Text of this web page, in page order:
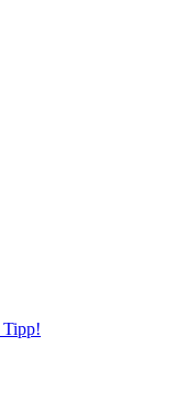
Tipp!